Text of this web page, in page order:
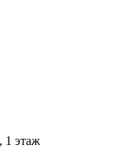
1 этаж